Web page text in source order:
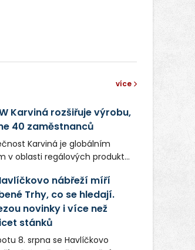
více
Karviná rozšiřuje výrobu,
40 zaměstnanců
Karviná je globálním
v oblasti regálových produktů
na Karvinsku a
s obrovským potenciálem.
nábřeží míří
Trhy, co se hledají.
novinky i více než
stánků
8. srpna se Havlíčkovo